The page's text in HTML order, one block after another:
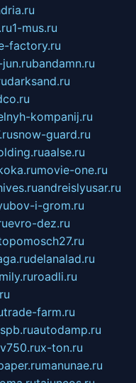
1-mus.ru
factory.ru
bandamn.ru
darksand.ru
kompanij.ru
snow-guard.ru
aalse.ru
movie-one.ru
andreislyusar.ru
i-grom.ru
evro-dez.ru
delanalad.ru
roadli.ru
trade-farm.ru
autodamp.ru
x-ton.ru
manunae.ru